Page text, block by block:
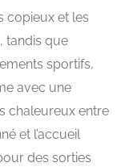
copieux et les
tandis que
sportifs,
avec une
chaleureux entre
et l’accueil
des sorties